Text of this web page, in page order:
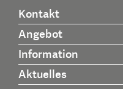
Kontakt
Angebot
Information
Aktuelles